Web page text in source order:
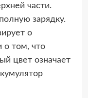
части.
зарядку.
о
о том, что
цвет означает